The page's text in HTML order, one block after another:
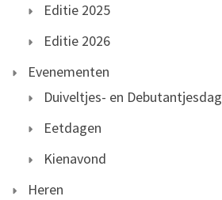
Editie 2025
Editie 2026
Evenementen
Duiveltjes- en Debutantjesdag
Eetdagen
Kienavond
Heren